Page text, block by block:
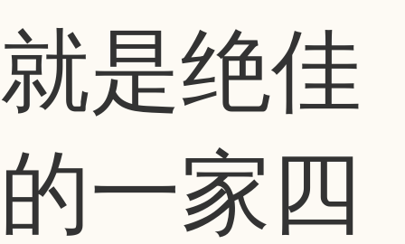
就是绝佳
的一家四